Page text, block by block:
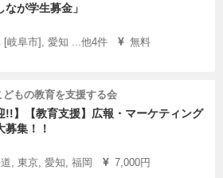
なが学生募金」
[岐阜市], 愛知 ...他4件
無料
どもの教育を支援する会
!!】【教育支援】広報・マーケティング
募集！！
, 東京, 愛知, 福岡
7,000円